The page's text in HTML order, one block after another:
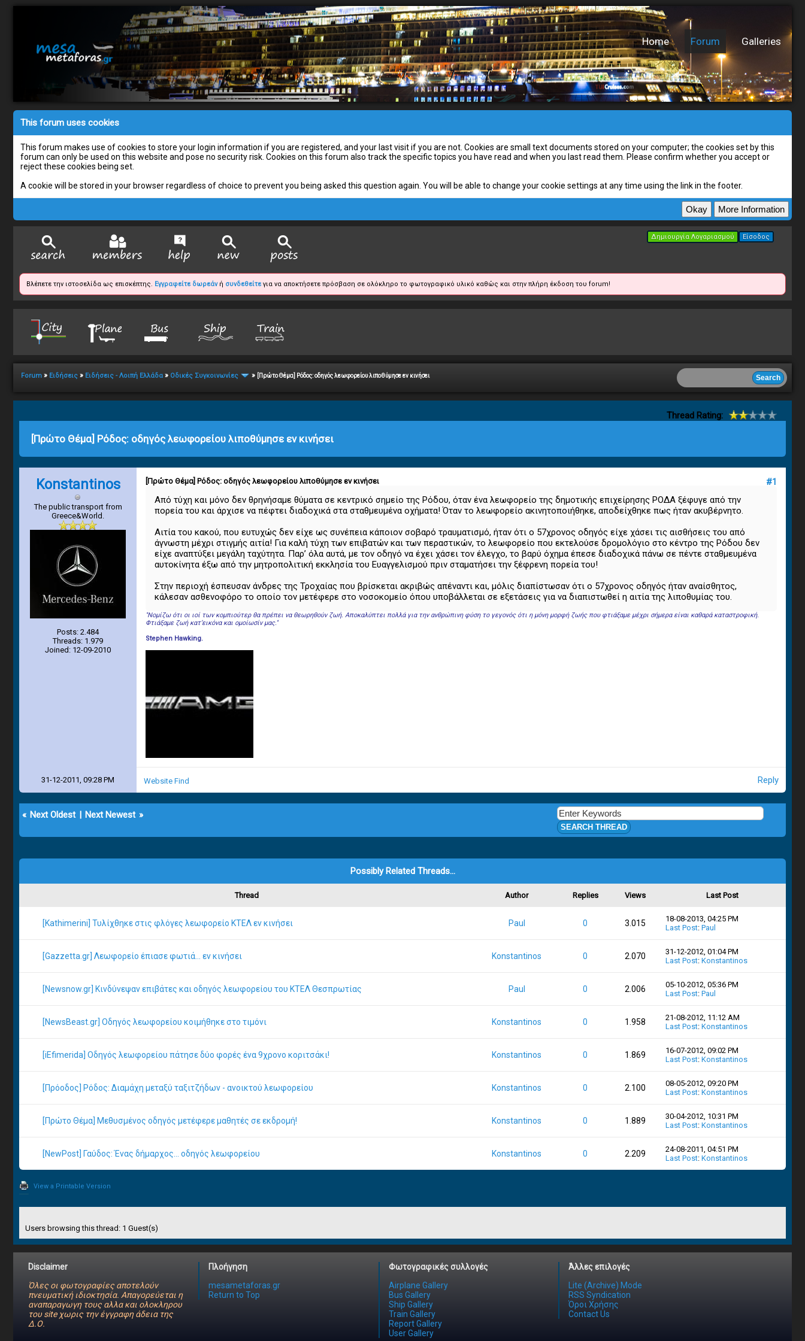
Home Forum Galleries
This forum uses cookies
This forum makes use of cookies to store your login information if you are registered, and your last visit if you are not. Cookies are small text documents stored on your computer; the cookies set by this
forum can only be used on this website and pose no security risk. Cookies on this forum also track the specific topics you have read and when you last read them. Please confirm whether you accept or
reject these cookies being set.
A cookie will be stored in your browser regardless of choice to prevent you being asked this question again. You will be able to change your cookie settings at any time using the link in the footer.
Δημιουργία Λογαριασμού Είσοδος
Βλέπετε την ιστοσελίδα ως επισκέπτης. Εγγραφείτε δωρεάνή συνδεθείτεγια να αποκτήσετε πρόσβαση σε ολόκληρο το φωτογραφικό υλικό καθώς και στην πλήρη έκδοση του forum!
Forum » Ειδήσεις » Ειδήσεις - Λοιπή Ελλάδα » Οδικές Συγκοινωνίες » [Πρώτο Θέμα] Ρόδος: οδηγός λεωφορείου λιποθύμησε εν κινήσει
Thread Rating:
[Πρώτο Θέμα] Ρόδος: οδηγός λεωφορείου λιποθύμησε εν κινήσει
Konstantinos
The public transport from
Greece&World.
Posts: 2.484
Threads: 1.979
Joined: 12-09-2010
#1
[Πρώτο Θέμα] Ρόδος: οδηγός λεωφορείου λιποθύμησε εν κινήσει
Από τύχη και μόνο δεν θρηνήσαμε θύματα σε κεντρικό σημείο της Ρόδου, όταν ένα λεωφορείο της δημοτικής επιχείρησης ΡΟΔΑ ξέφυγε από την
πορεία του και άρχισε να πέφτει διαδοχικά στα σταθμευμένα οχήματα! Όταν το λεωφορείο ακινητοποιήθηκε, αποδείχθηκε πως ήταν ακυβέρνητο.
Αιτία του κακού, που ευτυχώς δεν είχε ως συνέπεια κάποιον σοβαρό τραυματισμό, ήταν ότι ο 57χρονος οδηγός είχε χάσει τις αισθήσεις του από
άγνωστη μέχρι στιγμής αιτία! Για καλή τύχη των επιβατών και των περαστικών, το λεωφορείο που εκτελούσε δρομολόγιο στο κέντρο της Ρόδου δεν
είχε αναπτύξει μεγάλη ταχύτητα. Παρ’ όλα αυτά, με τον οδηγό να έχει χάσει τον έλεγχο, το βαρύ όχημα έπεσε διαδοχικά πάνω σε πέντε σταθμευμένα
αυτοκίνητα έξω από την μητροπολιτική εκκλησία του Ευαγγελισμού πριν σταματήσει την ξέφρενη πορεία του!
Στην περιοχή έσπευσαν άνδρες της Τροχαίας που βρίσκεται ακριβώς απέναντι και, μόλις διαπίστωσαν ότι ο 57χρονος οδηγός ήταν αναίσθητος,
κάλεσαν ασθενοφόρο το οποίο τον μετέφερε στο νοσοκομείο όπου υποβάλλεται σε εξετάσεις για να διαπιστωθεί η αιτία της λιποθυμίας του.
''Νομίζω ότι οι ιοί των κομπιούτερ θα πρέπει να θεωρηθούν ζωή. Αποκαλύπτει πολλά για την ανθρώπινη φύση το γεγονός ότι η μόνη μορφή ζωής που φτιάξαμε μέχρι σήμερα είναι καθαρά καταστροφική.
Φτιάξαμε ζωή κατ’εικόνα και ομοίωσίν μας.''
Stephen Hawking.
31-12-2011, 09:28 PM Website Find Reply
« Next Oldest | Next Newest »
Possibly Related Threads…
Thread Author Replies Views Last Post
[Kathimerini] Τυλίχθηκε στις φλόγες λεωφορείο ΚΤΕΛ εν κινήσει Paul 0 3.015
18-08-2013, 04:25 PM
Last Post: Paul
[Gazzetta.gr] Λεωφορείο έπιασε φωτιά... εν κινήσει Konstantinos 0 2.070
31-12-2012, 01:04 PM
Last Post: Konstantinos
[Newsnow.gr] Κινδύνεψαν επιβάτες και οδηγός λεωφορείου του ΚΤΕΛ Θεσπρωτίας Paul 0 2.006
05-10-2012, 05:36 PM
Last Post: Paul
[NewsBeast.gr] Οδηγός λεωφορείου κοιμήθηκε στο τιμόνι Konstantinos 0 1.958
21-08-2012, 11:12 AM
Last Post: Konstantinos
[iEfimerida] Οδηγός λεωφορείου πάτησε δύο φορές ένα 9χρονο κοριτσάκι! Konstantinos 0 1.869
16-07-2012, 09:02 PM
Last Post: Konstantinos
[Πρόοδος] Ρόδος: Διαμάχη μεταξύ ταξιτζήδων - ανοικτού λεωφορείου Konstantinos 0 2.100
08-05-2012, 09:20 PM
Last Post: Konstantinos
[Πρώτο Θέμα] Μεθυσμένος οδηγός μετέφερε μαθητές σε εκδρομή! Konstantinos 0 1.889
30-04-2012, 10:31 PM
Last Post: Konstantinos
[NewPost] Γαύδος: Ένας δήμαρχος... οδηγός λεωφορείου Konstantinos 0 2.209
24-08-2011, 04:51 PM
Last Post: Konstantinos
View a Printable Version
Users browsing this thread: 1 Guest(s)
Disclaimer
Όλες οι φωτογραφίες αποτελούν
πνευματική ιδιοκτησία. Απαγορεύεται η
αναπαραγωγη τους αλλα και ολοκληρου
του site χωρις την έγγραφη άδεια της
Δ.Ο.
Πλοήγηση
mesametaforas.gr
Return to Top
Φωτογραφικές συλλογές
Airplane Gallery
Bus Gallery
Ship Gallery
Train Gallery
Report Gallery
User Gallery
Άλλες επιλογές
Lite (Archive) Mode
RSS Syndication
Όροι Χρήσης
Contact Us